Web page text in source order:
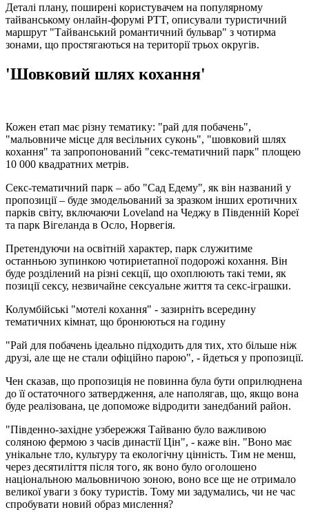
Деталі плану, поширені користувачем на популярному
тайванському онлайн-форумі PTT, описували туристичний
маршрут "Тайванський романтичний бульвар" з чотирма
зонами, що простягаються на території трьох округів.
'Шовковий шлях кохання'
Кожен етап має різну тематику: "рай для побачень",
"мальовниче місце для весільних суконь", "шовковий шлях
кохання" та запропонований "секс-тематичний парк" площею
10 000 квадратних метрів.
Секс-тематичний парк – або "Сад Едему", як він названий у
пропозиції – буде змодельований за зразком інших еротичних
парків світу, включаючи Loveland на Чеджу в Південній Кореї
та парк Вігеланда в Осло, Норвегія.
Претендуючи на освітній характер, парк служитиме
останньою зупинкою чотириетапної подорожі кохання. Він
буде розділений на різні секції, що охоплюють такі теми, як
позиції сексу, незвичайне сексуальне життя та секс-іграшки.
Колумбійські "мотелі кохання" - зазирніть всередину
тематичних кімнат, що бронюються на годину
"Рай для побачень ідеально підходить для тих, хто більше ніж
друзі, але ще не стали офіційно парою", - йдеться у пропозиції.
Чен сказав, що пропозиція не повинна була бути оприлюднена
до її остаточного затвердження, але наполягав, що, якщо вона
буде реалізована, це допоможе відродити занедбаний район.
"Південно-західне узбережжя Тайваню було важливою
соляною фермою з часів династії Цін", - каже він. "Воно має
унікальне тло, культуру та екологічну цінність. Тим не менш,
через десятиліття після того, як воно було оголошено
національною мальовничою зоною, воно все ще не отримало
великої уваги з боку туристів. Тому ми задумались, чи не час
спробувати новий образ мислення?